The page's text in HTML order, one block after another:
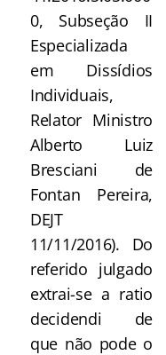
0, Subseção II
Especializada
em Dissídios
Individuais,
Relator Ministro
Alberto Luiz
Bresciani de
Fontan Pereira,
DEJT
11/11/2016). Do
referido julgado
extrai-se a ratio
decidendi de
que não pode o